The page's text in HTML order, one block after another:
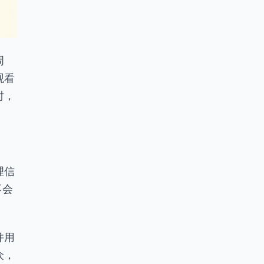
看
信
用